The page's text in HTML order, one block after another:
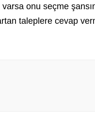
onu seçme
taleplere cevap